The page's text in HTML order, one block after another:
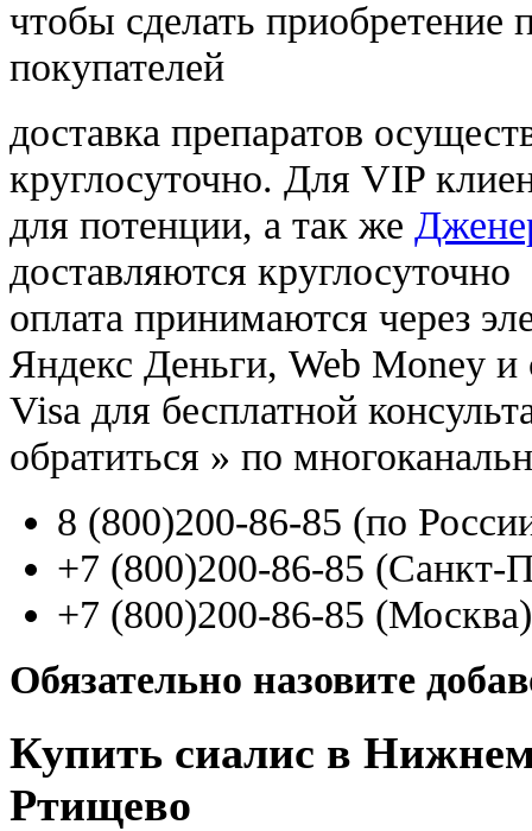
чтобы сделать приобретение
покупателей
доставка препаратов
круглосуточно. Для VIP
для потенции, а так же
доставляются круглосуточно
оплата принимаются через
Яндекс Деньги, Web Money и
Visa для бесплатной
обратиться » по
8 (800)200-86-85 (по
+7 (800)200-86-85 (Санкт-
+7 (800)200-86-85 (Москва)
Обязательно назовите
Купить сиалис в
Ртищево